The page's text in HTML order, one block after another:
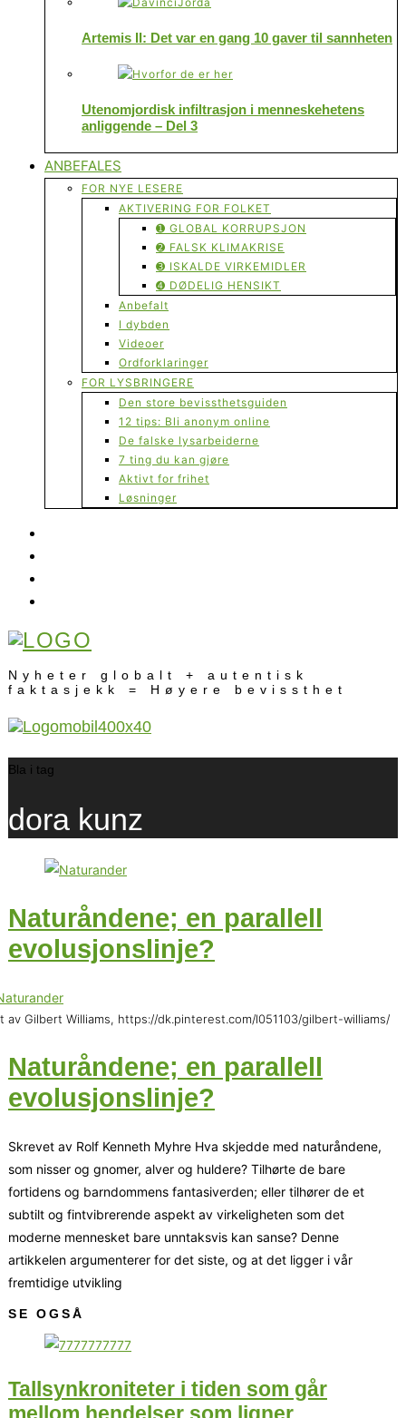
Artemis II: Det var en gang 10 gaver til sannheten
Utenomjordisk infiltrasjon i menneskehetens
anliggende – Del 3
ANBEFALES
FOR NYE LESERE
AKTIVERING FOR FOLKET
➊ GLOBAL KORRUPSJON
➋ FALSK KLIMAKRISE
➌ ISKALDE VIRKEMIDLER
➍ DØDELIG HENSIKT
Anbefalt
I dybden
Videoer
Ordforklaringer
FOR LYSBRINGERE
Den store bevissthetsguiden
12 tips: Bli anonym online
De falske lysarbeiderne
7 ting du kan gjøre
Aktivt for frihet
Løsninger
Nyheter globalt + autentisk
faktasjekk = Høyere bevissthet
Bla i tag
dora kunz
Naturåndene; en parallell
evolusjonslinje?
av Gilbert Williams, https://dk.pinterest.com/l051103/gilbert-williams/
Naturåndene; en parallell
evolusjonslinje?
Skrevet av Rolf Kenneth Myhre Hva skjedde med naturåndene,
som nisser og gnomer, alver og huldere? Tilhørte de bare
fortidens og barn­­dommens fantasiverden; eller tilhører de et
subtilt og fintvibrerende aspekt av virkeligheten som det
moderne mennesket bare unntaksvis kan sanse? Denne
artikkelen argumenterer for det siste, og at det ligger i vår
fremtidige utvikling
SE OGSÅ
Tallsynkroniteter i tiden som går
mellom hendelser som ligner